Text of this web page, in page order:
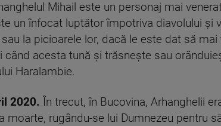
Mihail este un personaj mai
un înfocat luptător împotriva diavolului şi
la picioarele lor, dacă le este dat să
când acesta tună şi trăsneşte sau
Haralambie.
2020. În trecut, în Bucovina, Arhanghelii
moarte, rugându-se lui Dumnezeu pentru